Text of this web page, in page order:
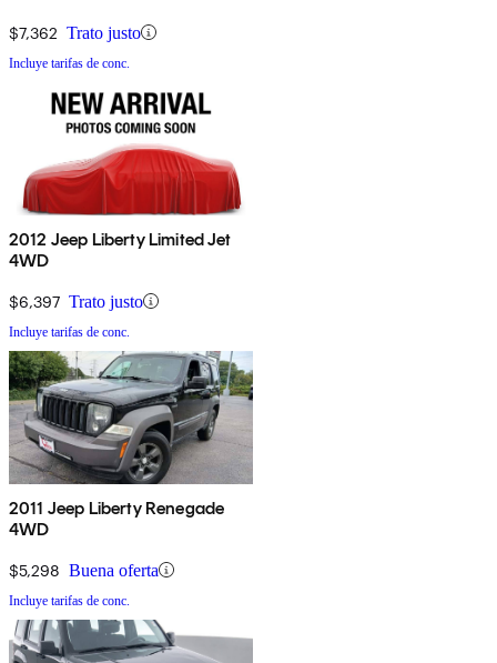
$7,362 Trato justo
Incluye tarifas de conc.
2012 Jeep Liberty Limited Jet
4WD
$6,397 Trato justo
Incluye tarifas de conc.
2011 Jeep Liberty Renegade
4WD
$5,298 Buena oferta
Incluye tarifas de conc.